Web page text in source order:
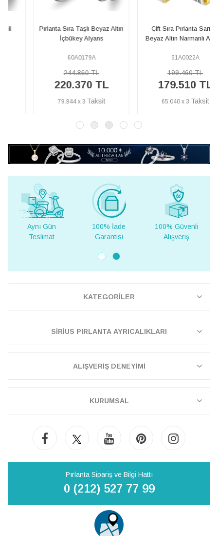
Pırlanta Sıra Taşlı Beyaz Altın
İçbükey Alyans
60A0179A
244.860 TL
220.370 TL
79.844 x 3
Çift Sıra Pırlanta Sarı ve
Beyaz Altın Narmanlı Alyans
61A0022A
199.460 TL
179.510 TL
65.040 x 3
100% İade
Garantisi
100% Güvenli
Alışveriş
Yurt Dışına
Teslimat
KATEGORİLER
SİRİUS PIRLANTA AYRICALIKLARI
ALIŞVERİŞ DENEYİMİ
KURUMSAL
Pırlanta Sipariş ve Bilgi Hattı
0 (212) 527 77 99